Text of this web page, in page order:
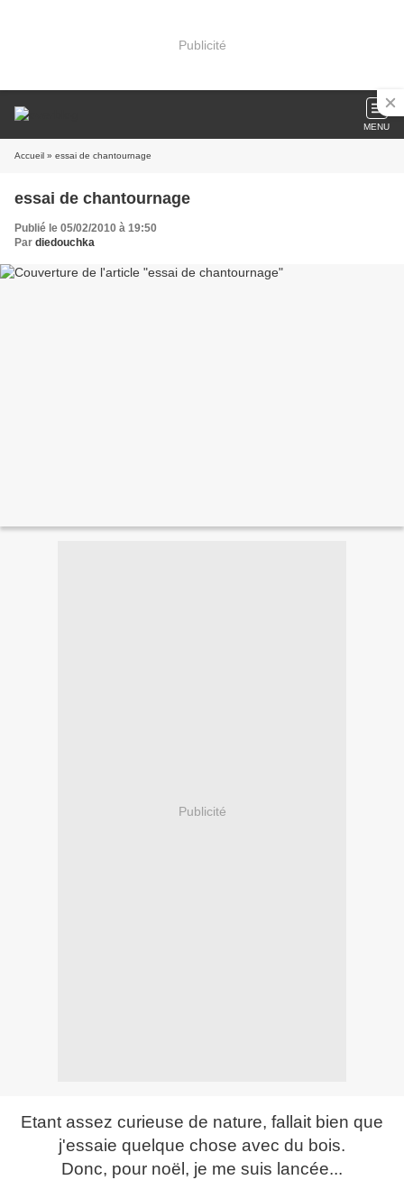
Publicité
MENU
Accueil » essai de chantournage
essai de chantournage
Publié le 05/02/2010 à 19:50
Par diedouchka
Publicité
Etant assez curieuse de nature, fallait bien que
j'essaie quelque chose avec du bois.
Donc, pour noël, je me suis lancée...